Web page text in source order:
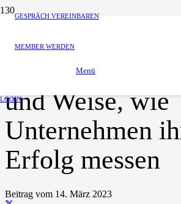
GESPRÄCH VEREINBAREN
MEMBER WERDEN
Menü
LOGIN
Google
Revolutioniert
und Weise, wie
Unternehmen
Erfolg messen
Beitrag vom 14. März 2023